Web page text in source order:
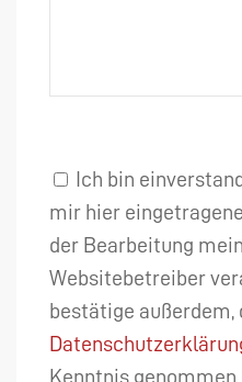
Ich bin
mir hier
der Bearbeitung
Websitebetreiber
bestätige außerdem,
Kenntnis genommen